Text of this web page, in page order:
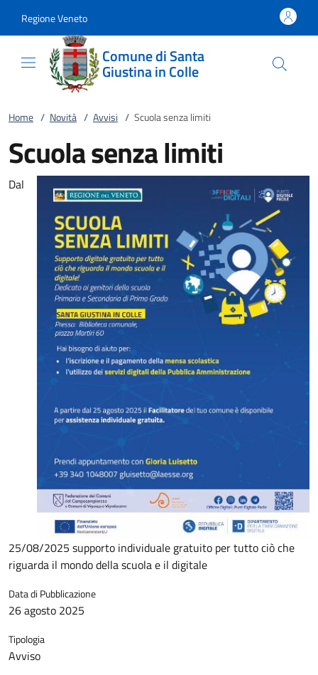
Regione Veneto
Comune di Santa
Giustina in Colle
Home / Novità / Avvisi / Scuola senza limiti
Scuola senza limiti
Dal
25/08/2025 supporto individuale gratuito per tutto ciò che
riguarda il mondo della scuola e il digitale
Data di Pubblicazione
26 agosto 2025
Tipologia
Avviso